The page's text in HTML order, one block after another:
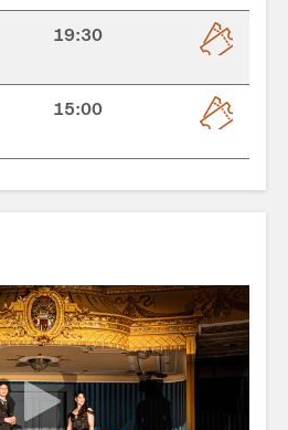
19:30
15:00